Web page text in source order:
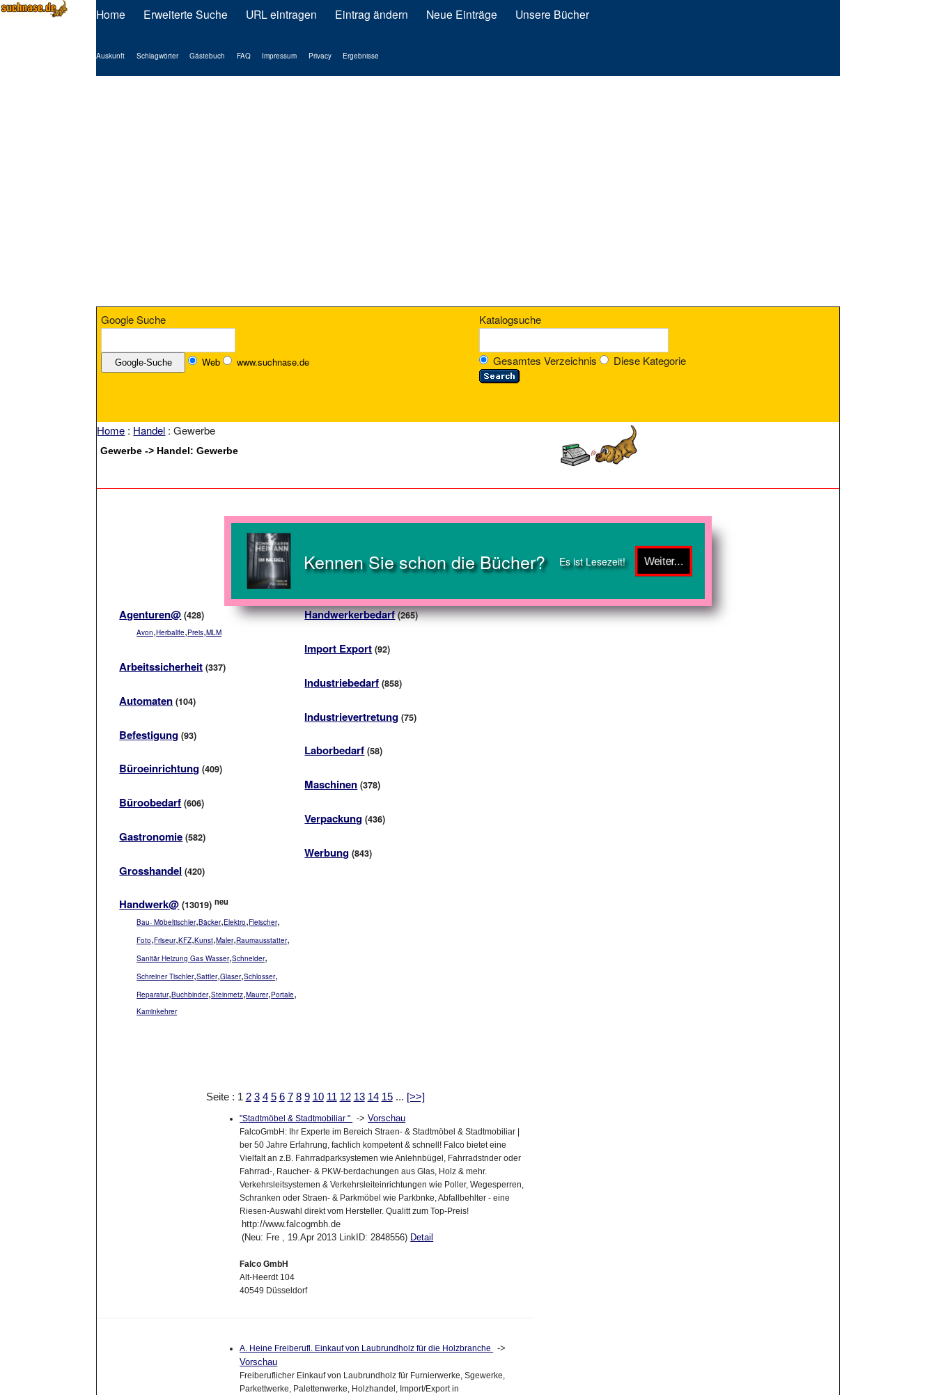
Home Erweiterte Suche URL eintragen Eintrag ändern Neue Einträge Unsere Bücher
Auskunft Schlagwörter Gästebuch FAQ Impressum Privacy Ergebnisse
Google Suche
Web www.suchnase.de
Katalogsuche
Gesamtes Verzeichnis Diese Kategorie
Home : Handel : Gewerbe
Gewerbe -> Handel: Gewerbe
Kennen Sie schon die Bücher? Es ist Lesezeit!
Agenturen@ (428)
Avon,Herbalife,Preis,MLM
Arbeitssicherheit (337)
Automaten (104)
Befestigung (93)
Büroeinrichtung (409)
Büroobedarf (606)
Gastronomie (582)
Grosshandel (420)
Handwerk@ (13019) neu
Bau- Möbeltischler,Bäcker,Elektro,Fleischer,
Foto,Friseur,KFZ,Kunst,Maler,Raumausstatter,
Sanitär Heizung Gas Wasser,Schneider,
Schreiner Tischler,Sattler,Glaser,Schlosser,
Reparatur,Buchbinder,Steinmetz,Maurer,Portale,
Kaminkehrer
Handwerkerbedarf (265)
Import Export (92)
Industriebedarf (858)
Industrievertretung (75)
Laborbedarf (58)
Maschinen (378)
Verpackung (436)
Werbung (843)
Seite : 1 2 3 4 5 6 7 8 9 10 11 12 13 14 15... [>>]
"Stadtmöbel & Stadtmobiliar " ->Vorschau
FalcoGmbH: Ihr Experte im Bereich Straen- & Stadtmöbel & Stadtmobiliar |
ber 50 Jahre Erfahrung, fachlich kompetent & schnell! Falco bietet eine
Vielfalt an z.B. Fahrradparksystemen wie Anlehnbügel, Fahrradstnder oder
Fahrrad-, Raucher- & PKW-berdachungen aus Glas, Holz & mehr.
Verkehrsleitsystemen & Verkehrsleiteinrichtungen wie Poller, Wegesperren,
Schranken oder Straen- & Parkmöbel wie Parkbnke, Abfallbehlter - eine
Riesen-Auswahl direkt vom Hersteller. Qualitt zum Top-Preis!
http://www.falcogmbh.de
(Neu: Fre , 19.Apr 2013 LinkID: 2848556) Detail
Falco GmbH
Alt-Heerdt 104
40549 Düsseldorf
A. Heine Freiberufl. Einkauf von Laubrundholz für die Holzbranche
->
Vorschau
Freiberuflicher Einkauf von Laubrundholz für Furnierwerke, Sgewerke,
Parkettwerke, Palettenwerke, Holzhandel, Import/Export in